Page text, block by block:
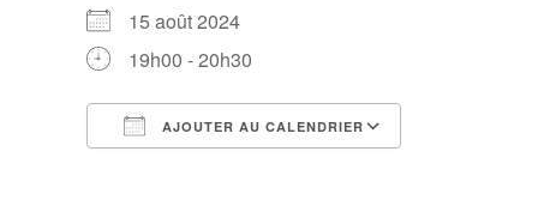
15 août 2024
19h00 - 20h30
AJOUTER AU CALENDRIER